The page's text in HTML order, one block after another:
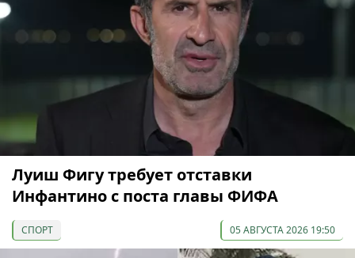
Луиш Фигу требует отставки
Инфантино с поста главы ФИФА
СПОРТ 05 АВГУСТА 2026 19:50